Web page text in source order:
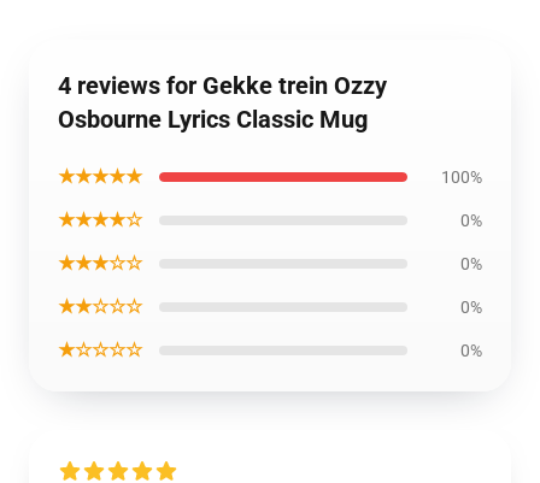
4 reviews for Gekke trein Ozzy
Osbourne Lyrics Classic Mug
★★★★★ 100%
★★★★☆ 0%
★★★☆☆ 0%
★★☆☆☆ 0%
★☆☆☆☆ 0%